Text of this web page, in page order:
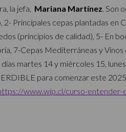
la jefa, Mariana Martínez. Son
2- Principales cepas plantadas
(principios de calidad), 5- En
7-Cepas Mediterráneas y
martes 14 y miércoles 15,
para comenzar este
www.wip.cl/curso-entender-